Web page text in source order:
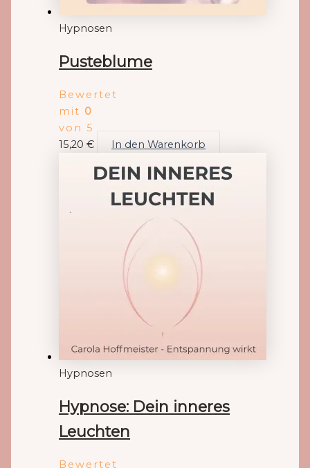
Hypnosen
Pusteblume
Bewertet
mit 0
von 5
15,20€ In den Warenkorb
Hypnosen
Hypnose: Dein inneres
Leuchten
Bewertet